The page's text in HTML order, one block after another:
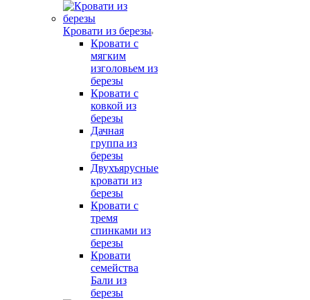
Кровати из березы
Кровати с
мягким
изголовьем из
березы
Кровати с
ковкой из
березы
Дачная
группа из
березы
Двухъярусные
кровати из
березы
Кровати с
тремя
спинками из
березы
Кровати
семейства
Бали из
березы